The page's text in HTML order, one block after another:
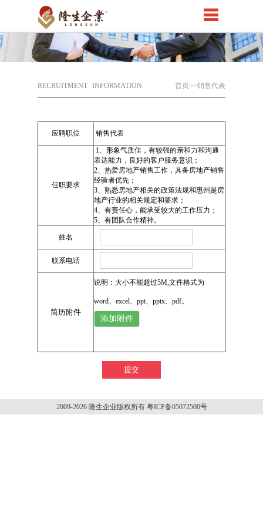
RECRUITMENT INFORMATION 首页>>销售代表
应聘职位 销售代表
任职要求
1、形象气质佳，有较强的亲和力和沟通
表达能力，良好的客户服务意识；
2、热爱房地产销售工作，具备房地产销售
经验者优先；
3、熟悉房地产相关的政策法规和惠州是房
地产行业的相关规定和要求；
4、有责任心，能承受较大的工作压力；
5、有团队合作精神。
姓名
联系电话
简历附件
说明：大小不能超过5M,文件格式为
word、excel、ppt、pptx、pdf。
添加附件
2009-2026 隆生企业版权所有 粤ICP备05072500号